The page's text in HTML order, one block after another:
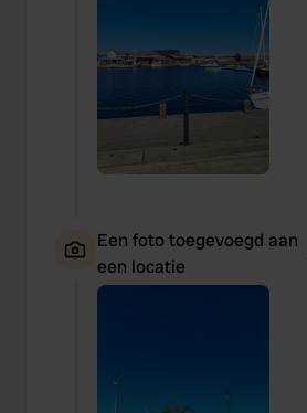
Een foto toegevoegd aan
een locatie